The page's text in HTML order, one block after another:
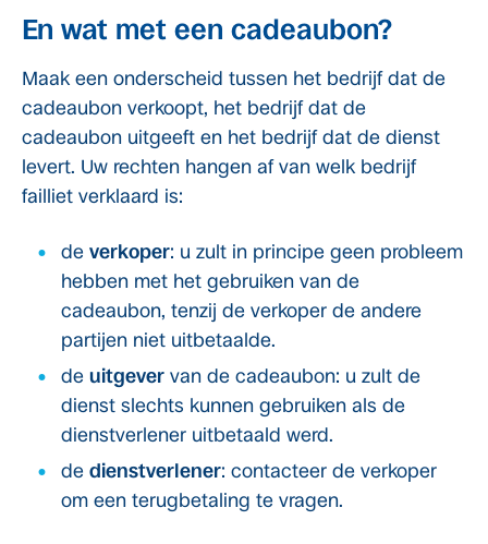
En wat met een cadeaubon?
Maak een onderscheid tussen het bedrijf dat de
cadeaubon verkoopt, het bedrijf dat de
cadeaubon uitgeeft en het bedrijf dat de dienst
levert. Uw rechten hangen af van welk bedrijf
failliet verklaard is:
de verkoper: u zult in principe geen probleem
hebben met het gebruiken van de
cadeaubon, tenzij de verkoper de andere
partijen niet uitbetaalde.
de uitgever van de cadeaubon: u zult de
dienst slechts kunnen gebruiken als de
dienstverlener uitbetaald werd.
de dienstverlener: contacteer de verkoper
om een terugbetaling te vragen.